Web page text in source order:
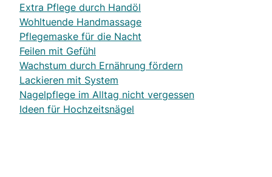
Extra Pflege durch Handöl
Wohltuende Handmassage
Pflegemaske für die Nacht
Feilen mit Gefühl
Wachstum durch Ernährung fördern
Lackieren mit System
Nagelpflege im Alltag nicht vergessen
Ideen für Hochzeitsnägel